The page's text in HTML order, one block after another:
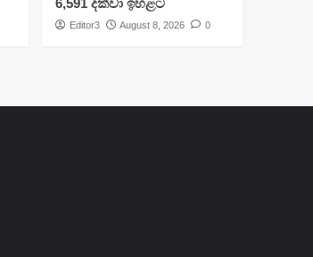
6,591 දක්වා ඉහළට
Editor3 August 8, 2026 0